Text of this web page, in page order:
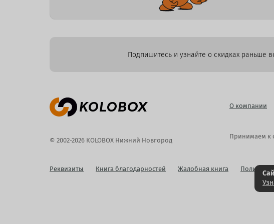
Подпишитесь и узнайте о скидках раньше
© 2002-2026 KOLOBOX Нижний Новгород
О компании
Принимаем к
Реквизиты Книга благодарностей Жалобная книга Политика